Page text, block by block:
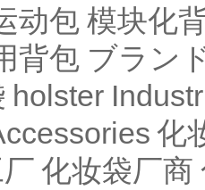
动包 模块化
背包 ブラン
holster
化
化妆袋厂商